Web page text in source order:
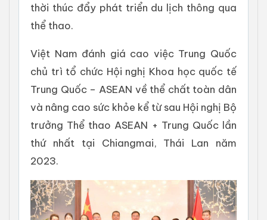
thời thúc đẩy phát triển du lịch thông qua
thể thao.
Việt Nam đánh giá cao việc Trung Quốc
chủ trì tổ chức Hội nghị Khoa học quốc tế
Trung Quốc – ASEAN về thể chất toàn dân
và nâng cao sức khỏe kể từ sau Hội nghị Bộ
trưởng Thể thao ASEAN + Trung Quốc lần
thứ nhất tại Chiangmai, Thái Lan năm
2023.